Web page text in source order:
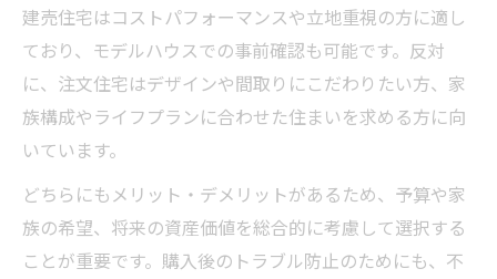
建売住宅はコストパフォーマンスや立地重視の方に適し
ており、モデルハウスでの事前確認も可能です。反対
に、注文住宅はデザインや間取りにこだわりたい方、家
族構成やライフプランに合わせた住まいを求める方に向
いています。
どちらにもメリット・デメリットがあるため、予算や家
族の希望、将来の資産価値を総合的に考慮して選択する
ことが重要です。購入後のトラブル防止のためにも、不